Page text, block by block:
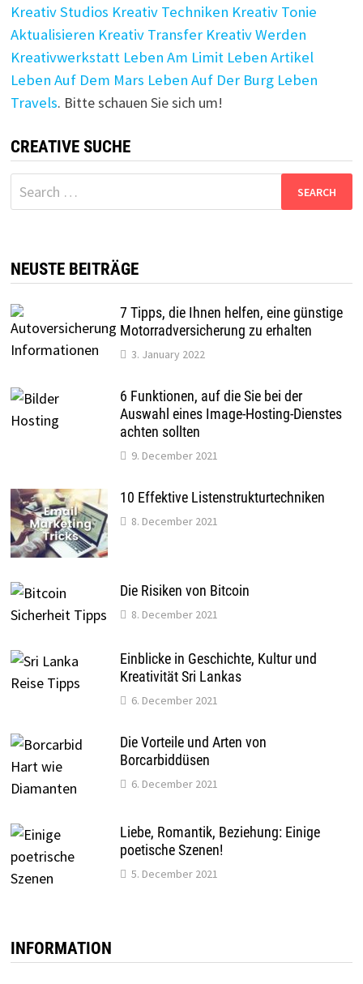
Kreativ Studios Kreativ Techniken Kreativ Tonie
Aktualisieren Kreativ Transfer Kreativ Werden
Kreativwerkstatt Leben Am Limit Leben Artikel
Leben Auf Dem Mars Leben Auf Der Burg Leben
Travels. Bitte schauen Sie sich um!
CREATIVE SUCHE
Search
for:
NEUSTE BEITRÄGE
7 Tipps, die Ihnen helfen, eine günstige
Motorradversicherung zu erhalten
3. January 2022
6 Funktionen, auf die Sie bei der
Auswahl eines Image-Hosting-Dienstes
achten sollten
9. December 2021
10 Effektive Listenstrukturtechniken
8. December 2021
Die Risiken von Bitcoin
8. December 2021
Einblicke in Geschichte, Kultur und
Kreativität Sri Lankas
6. December 2021
Die Vorteile und Arten von
Borcarbiddüsen
6. December 2021
Liebe, Romantik, Beziehung: Einige
poetische Szenen!
5. December 2021
INFORMATION